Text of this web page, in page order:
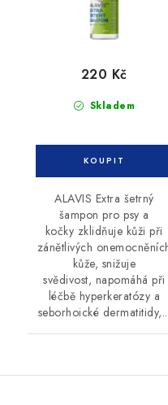
Skladem
220 Kč
ALAVIS Extra šetrný
šampon pro psy a
kočky zklidňuje kůži při
zánětlivých
kůže, snižuje
svědivost, napomáhá při
léčbě hyperkeratózy a
seborhoické